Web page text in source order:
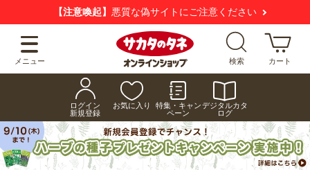
【注意喚起】 悪質な偽サイトにご注意ください
メニュー 検索 カート
ログイン
新規登録
お気に入り
特集・キャン
ペーン
デジタルカタ
ログ